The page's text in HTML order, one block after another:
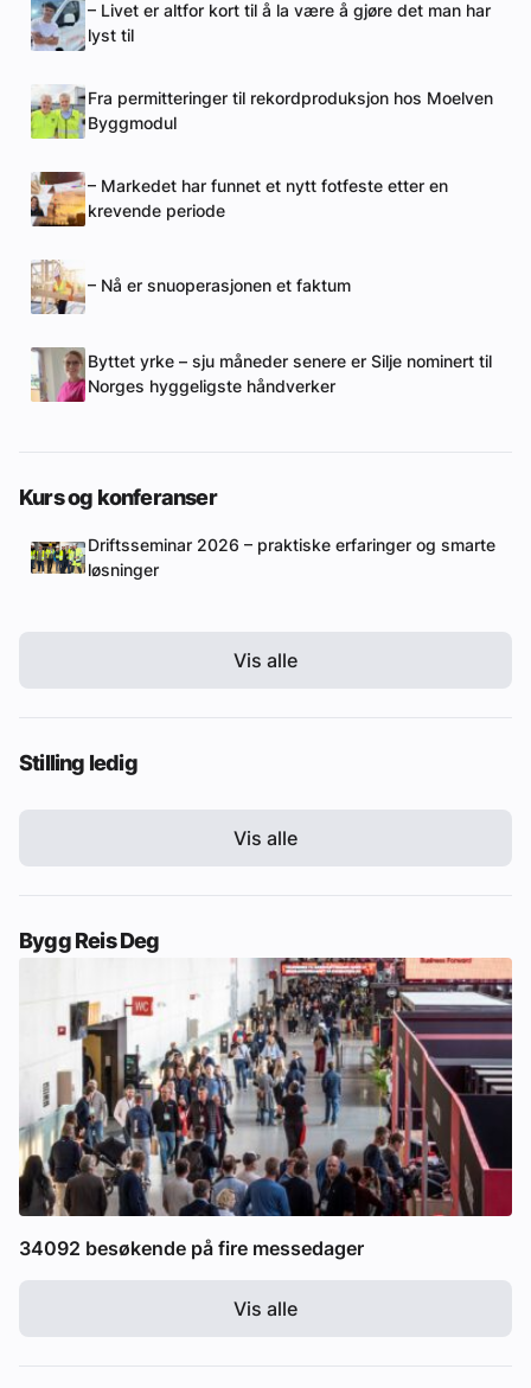
– Livet er altfor kort til å la være å gjøre det man har
lyst til
Fra permitteringer til rekordproduksjon hos Moelven
Byggmodul
– Markedet har funnet et nytt fotfeste etter en
krevende periode
– Nå er snuoperasjonen et faktum
Byttet yrke – sju måneder senere er Silje nominert til
Norges hyggeligste håndverker
Kurs og konferanser
Driftsseminar 2026 – praktiske erfaringer og smarte
løsninger
Vis alle
Stilling ledig
Vis alle
Bygg Reis Deg
34092 besøkende på fire messedager
Vis alle